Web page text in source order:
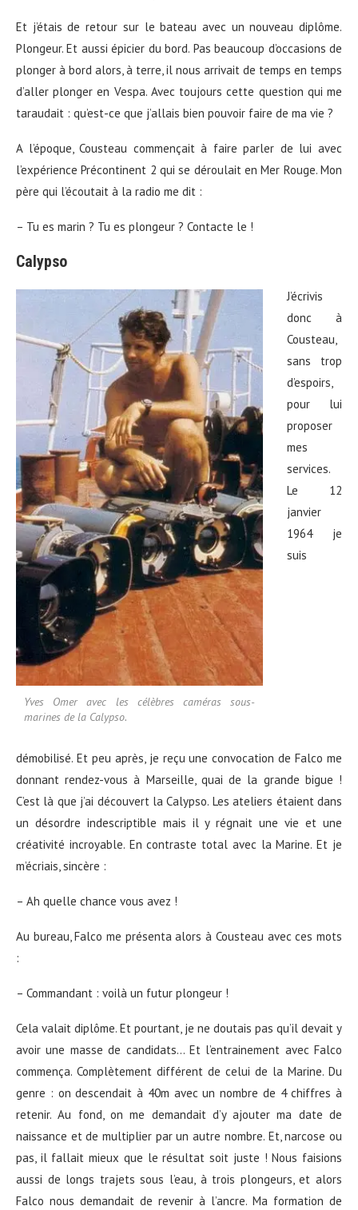
Et j’étais de retour sur le bateau avec un nouveau diplôme.
Plongeur. Et aussi épicier du bord. Pas beaucoup d’occasions de
plonger à bord alors, à terre, il nous arrivait de temps en temps
d’aller plonger en Vespa. Avec toujours cette question qui me
taraudait : qu’est-ce que j’allais bien pouvoir faire de ma vie ?
A l’époque, Cousteau commençait à faire parler de lui avec
l’expérience Précontinent 2 qui se déroulait en Mer Rouge. Mon
père qui l’écoutait à la radio me dit :
– Tu es marin ? Tu es plongeur ? Contacte le !
Calypso
Yves Omer avec les célèbres caméras sous-
marines de la Calypso.
J’écrivis
donc à
Cousteau,
sans trop
d’espoirs,
pour lui
proposer
mes
services.
Le 12
janvier
1964 je
suis
démobilisé. Et peu après, je reçu une convocation de Falco me
donnant rendez-vous à Marseille, quai de la grande bigue !
C’est là que j’ai découvert la Calypso. Les ateliers étaient dans
un désordre indescriptible mais il y régnait une vie et une
créativité incroyable. En contraste total avec la Marine. Et je
m’écriais, sincère :
– Ah quelle chance vous avez !
Au bureau, Falco me présenta alors à Cousteau avec ces mots
:
– Commandant : voilà un futur plongeur !
Cela valait diplôme. Et pourtant, je ne doutais pas qu’il devait y
avoir une masse de candidats… Et l’entrainement avec Falco
commença. Complètement différent de celui de la Marine. Du
genre : on descendait à 40m avec un nombre de 4 chiffres à
retenir. Au fond, on me demandait d’y ajouter ma date de
naissance et de multiplier par un autre nombre. Et, narcose ou
pas, il fallait mieux que le résultat soit juste ! Nous faisions
aussi de longs trajets sous l’eau, à trois plongeurs, et alors
Falco nous demandait de revenir à l’ancre. Ma formation de